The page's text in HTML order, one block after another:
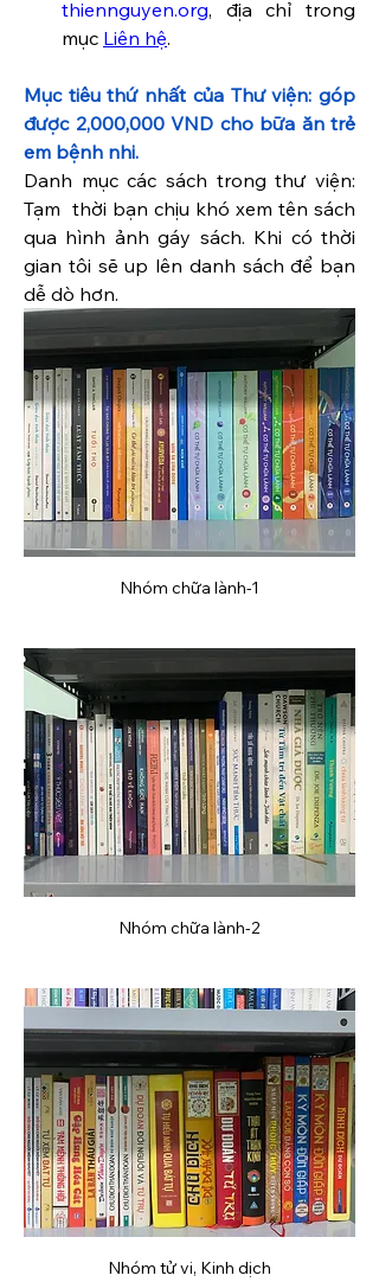
thiennguyen.org, địa chỉ trong
mục Liên hệ.
Mục tiêu thứ nhất của Thư viện: góp
được 2,000,000 VND cho bữa ăn trẻ
em bệnh nhi.
Danh mục các sách trong thư viện:
Tạm  thời bạn chịu khó xem tên sách
qua hình ảnh gáy sách. Khi có thời
gian tôi sẽ up lên danh sách để bạn
dễ dò hơn.
Nhóm chữa lành-1
Nhóm chữa lành-2
Nhóm tử vi, Kinh dịch